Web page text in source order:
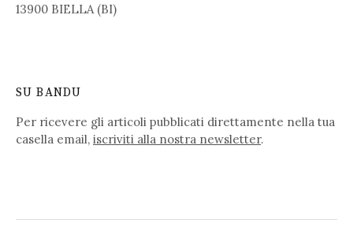
13900 BIELLA (BI)
SU BANDU
Per ricevere gli articoli pubblicati direttamente nella tua
casella email, iscriviti alla nostra newsletter.